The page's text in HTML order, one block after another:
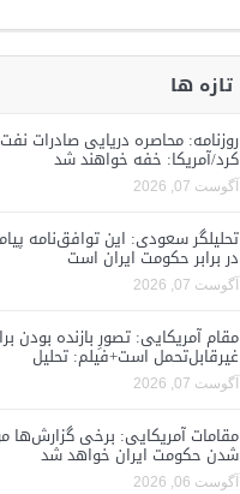
تازه ها
روزنامه: محاصره دریایی صادرات نفت
کرد/آمریکا: خفه خواهند شد
آگوست 07, 2026
تحلیلگر سعودی: این توافق‌نامه
در برابر حکومت ایران است
آگوست 07, 2026
مقام آمریکایی: تصورِ بازنده بودن
غیرقابل‌تحمل است+فیلم: تحلیل
آگوست 07, 2026
مقامات آمریکایی: برخی گزارش‌ها
شدن حکومت ایران خواهد شد
آگوست 06, 2026